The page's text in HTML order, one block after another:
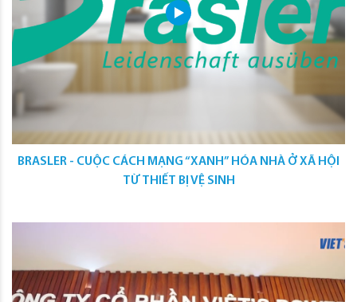
BRASLER - CUỘC CÁCH MẠNG “XANH” HÓA NHÀ Ở XÃ HỘI
TỪ THIẾT BỊ VỆ SINH